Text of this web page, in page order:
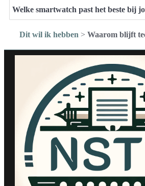
Welke smartwatch past het beste bij
Dit wil ik hebben > Waarom blijft